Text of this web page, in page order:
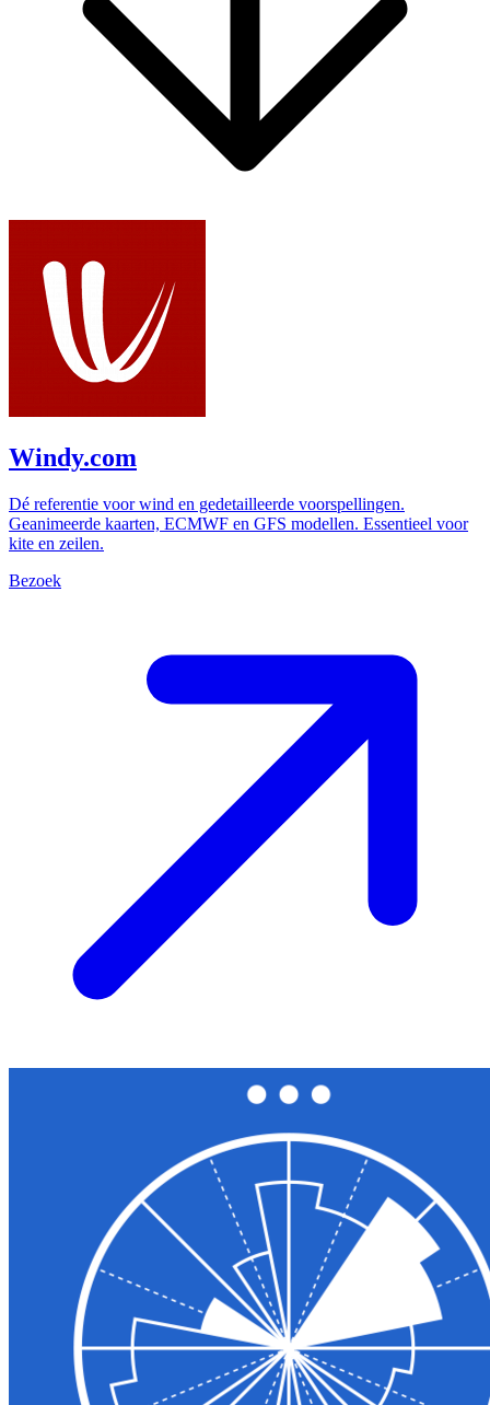
Windy.com
Dé referentie voor wind en gedetailleerde voorspellingen.
Geanimeerde kaarten, ECMWF en GFS modellen. Essentieel voor
kite en zeilen.
Bezoek